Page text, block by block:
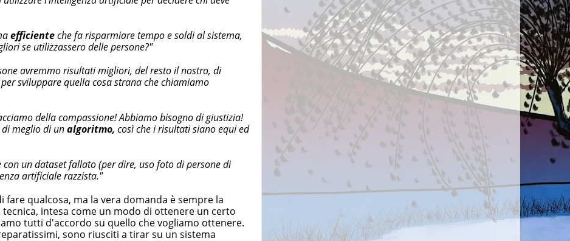
efficienteche fa risparmiare tempo e soldi al sistema,
se utilizzassero delle persone?"
avremmo risultati migliori, del resto il nostro, di
sviluppare quella cosa strana che chiamiamo
della compassione! Abbiamo bisogno di giustizia!
meglio di unalgoritmo, così che i risultati siano equi ed
un dataset fallato (per dire, uso foto di persone di
artificiale razzista."
qualcosa, ma la vera domanda è sempre la
intesa come un modo di ottenere un certo
tutti d'accordo su quello che vogliamo ottenere.
sono riusciti a tirar su un sistema